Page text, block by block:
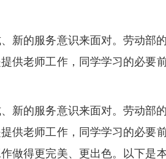
新的服务意识来面对。劳动部的
供老师工作，同学学习的必要
新的服务意识来面对。劳动部的
供老师工作，同学学习的必要
做得更完美、更出色。以下是